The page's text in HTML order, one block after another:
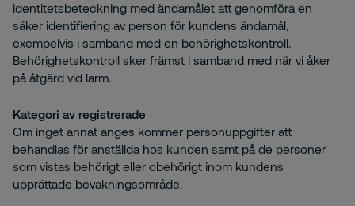
identitetsbeteckning med ändamålet att genomföra en
säker identifiering av person för kundens ändamål,
exempelvis i samband med en behörighetskontroll.
Behörighetskontroll sker främst i samband med när vi åker
på åtgärd vid larm.
Kategori av registrerade
Om inget annat anges kommer personuppgifter att
behandlas för anställda hos kunden samt på de personer
som vistas behörigt eller obehörigt inom kundens
upprättade bevakningsområde.